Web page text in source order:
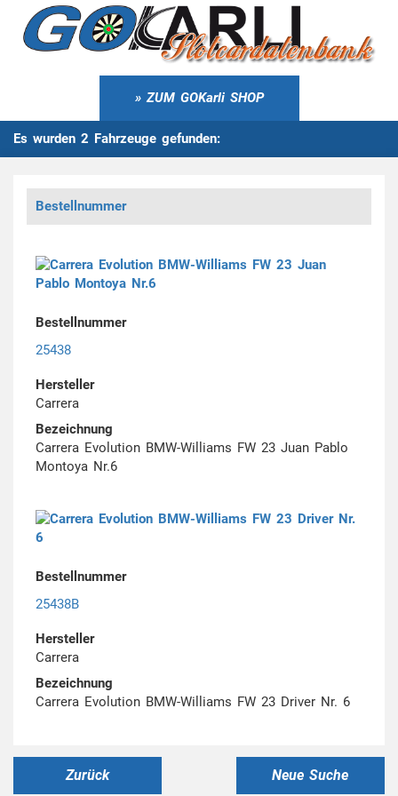
ZUM GOKarli SHOP
Es wurden 2 Fahrzeuge gefunden:
Bestellnummer
Bestellnummer
25438
Hersteller
Carrera
Bezeichnung
Carrera Evolution BMW-Williams FW 23 Juan Pablo
Montoya Nr.6
Bestellnummer
25438B
Hersteller
Carrera
Bezeichnung
Carrera Evolution BMW-Williams FW 23 Driver Nr. 6
Zurück Neue Suche